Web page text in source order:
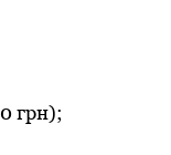
грн);